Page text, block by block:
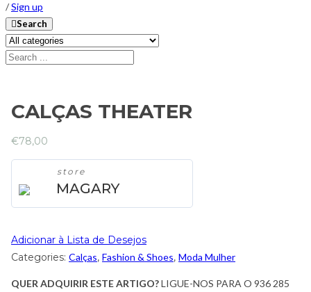
/Sign up
Search
CALÇAS THEATER
€78,00
store
MAGARY
Adicionar à Lista de Desejos
Categories: Calças, Fashion & Shoes, Moda Mulher
QUER ADQUIRIR ESTE ARTIGO?LIGUE-NOS PARA O 936 285